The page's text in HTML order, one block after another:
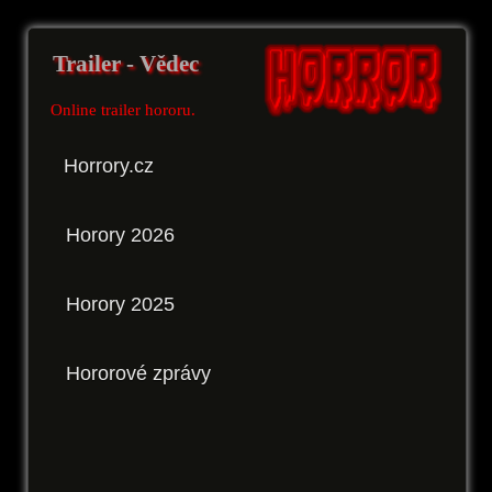
Trailer - Vědec
Online trailer hororu.
Horrory.cz
Horory 2026
Horory 2025
Hororové zprávy